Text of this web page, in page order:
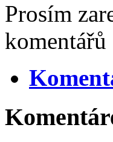
Prosím
komentářů